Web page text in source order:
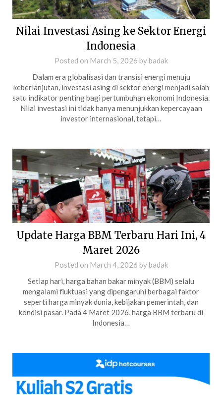
Nilai Investasi Asing ke Sektor Energi
Indonesia
Posted on March 5, 2026 bybadak
Dalam era globalisasi dan transisi energi menuju
keberlanjutan, investasi asing di sektor energi menjadi salah
satu indikator penting bagi pertumbuhan ekonomi Indonesia.
Nilai investasi ini tidak hanya menunjukkan kepercayaan
investor internasional, tetapi…
Update Harga BBM Terbaru Hari Ini, 4
Maret 2026
Posted on March 4, 2026 bybadak
Setiap hari, harga bahan bakar minyak (BBM) selalu
mengalami fluktuasi yang dipengaruhi berbagai faktor
seperti harga minyak dunia, kebijakan pemerintah, dan
kondisi pasar. Pada 4 Maret 2026, harga BBM terbaru di
Indonesia…